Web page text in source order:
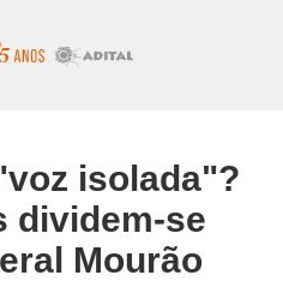
isolada"?
dividem-se
Mourão